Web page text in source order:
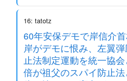
16: tatotz
60年安保デモで岸信介
岸がデモに恨み、左翼
止法制定運動を統一協
倍が祖父のスパイ防止